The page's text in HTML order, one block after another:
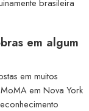
brasileira
em algum
em muitos
em Nova York